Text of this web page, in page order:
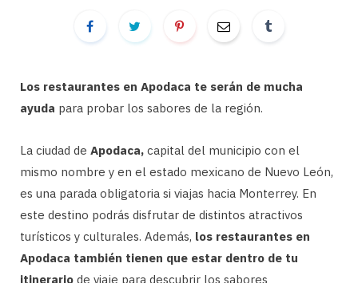
Los restaurantes en Apodaca te serán de mucha
ayuda para probar los sabores de la región.
La ciudad de Apodaca, capital del municipio con el
mismo nombre y en el estado mexicano de Nuevo León,
es una parada obligatoria si viajas hacia Monterrey. En
este destino podrás disfrutar de distintos atractivos
turísticos y culturales. Además, los restaurantes en
Apodaca también tienen que estar dentro de tu
itinerario de viaje para descubrir los sabores